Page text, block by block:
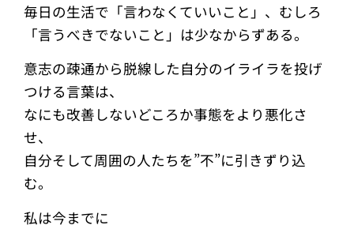
毎日の生活で「言わなくていいこと」、むしろ
「言うべきでないこと」は少なからずある。
意志の疎通から脱線した自分のイライラを投げ
つける言葉は、
なにも改善しないどころか事態をより悪化さ
せ、
自分そして周囲の人たちを”不”に引きずり込
む。
私は今までに